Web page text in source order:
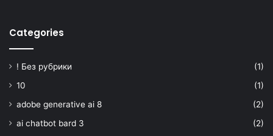
Categories
! Без рубрики
(1)
10
(1)
adobe generative ai 8
(2)
ai chatbot bard 3
(2)